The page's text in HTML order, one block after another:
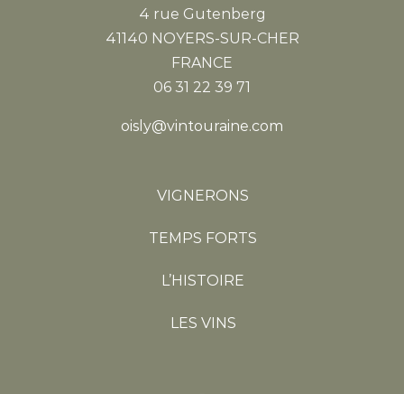
4 rue Gutenberg
41140 NOYERS-SUR-CHER
FRANCE
06 31 22 39 71
oisly@vintouraine.com
VIGNERONS
TEMPS FORTS
L’HISTOIRE
LES VINS